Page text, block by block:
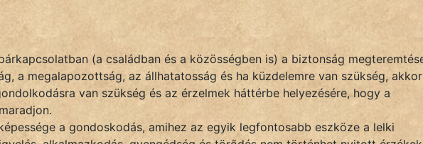
(a családban és a közösségben is) a biztonság
a megalapozottság, az állhatatosság és ha küzdelemre van szükség,
van szükség és az érzelmek háttérbe helyezésére, hogy a
a gondoskodás, amihez az egyik legfontosabb eszköze a lelki